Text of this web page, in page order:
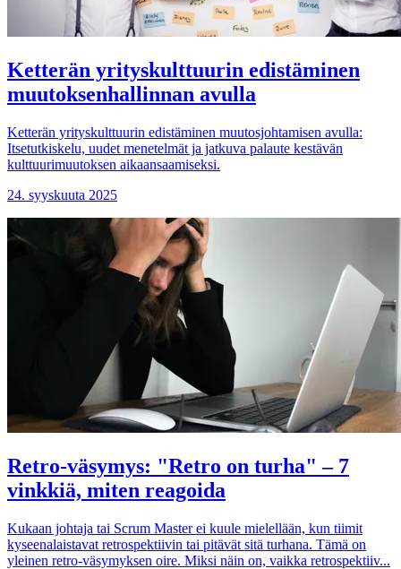
Ketterän yrityskulttuurin edistäminen
muutoksenhallinnan avulla
Ketterän yrityskulttuurin edistäminen muutosjohtamisen avulla:
Itsetutkiskelu, uudet menetelmät ja jatkuva palaute kestävän
kulttuurimuutoksen aikaansaamiseksi.
24. syyskuuta 2025
Retro-väsymys: "Retro on turha" – 7
vinkkiä, miten reagoida
Kukaan johtaja tai Scrum Master ei kuule mielellään, kun tiimit
kyseenalaistavat retrospektiivin tai pitävät sitä turhana. Tämä on
yleinen retro-väsymyksen oire. Miksi näin on, vaikka retrospektiiv...